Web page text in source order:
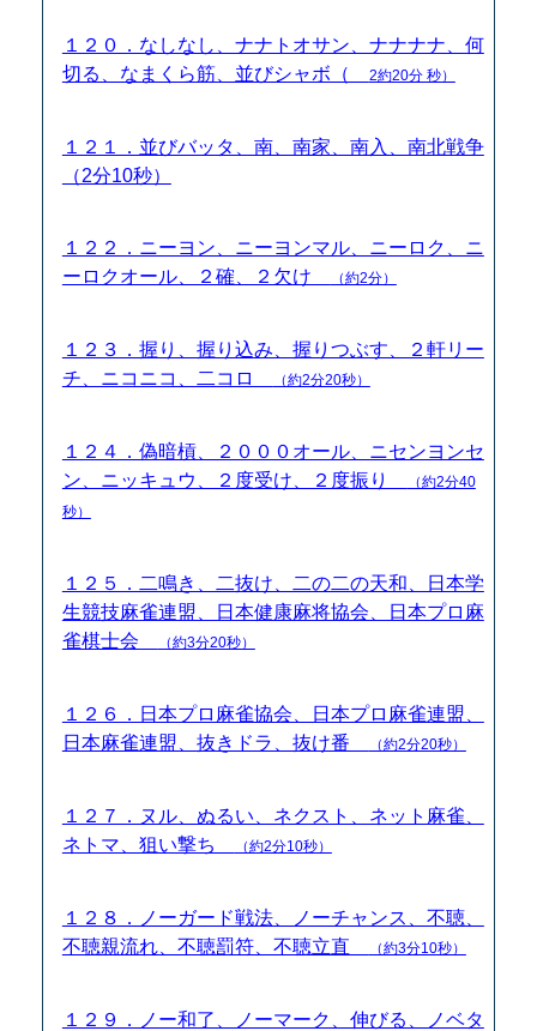
１２０．なしなし、ナナトオサン、ナナナナ、何
切る、なまくら筋、並びシャボ（
2約20分 秒）
１２１．並びバッタ、南、南家、南入、南北戦争
（2分10秒）
１２２．ニーヨン、ニーヨンマル、ニーロク、ニ
ーロクオール、２確、２欠け
（約2分）
１２３．握り、握り込み、握りつぶす、２軒リー
チ、ニコニコ、二コロ
（約2分20秒）
１２４．偽暗槓、２０００オール、ニセンヨンセ
ン、ニッキュウ、２度受け、２度振り
（約2分40
秒）
１２５．二鳴き、二抜け、二の二の天和、日本学
生競技麻雀連盟、日本健康麻将協会、日本プロ麻
雀棋士会
（約3分20秒）
１２６．日本プロ麻雀協会、日本プロ麻雀連盟、
日本麻雀連盟、抜きドラ、抜け番
（約2分20秒）
１２７．ヌル、ぬるい、ネクスト、ネット麻雀、
ネトマ、狙い撃ち
（約2分10秒）
１２８．ノーガード戦法、ノーチャンス、不聴、
不聴親流れ、不聴罰符、不聴立直
（約3分10秒）
１２９．ノー和了、ノーマーク、伸びる、ノベタ